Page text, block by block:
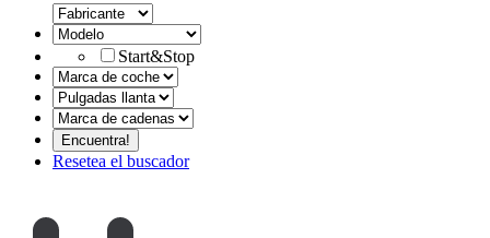
Start&Stop
Resetea el buscador